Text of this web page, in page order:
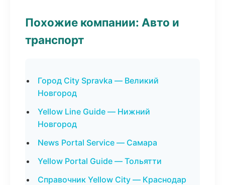
Похожие компании: Авто и
транспорт
Город City Spravka — Великий
Новгород
Yellow Line Guide — Нижний
Новгород
News Portal Service — Самара
Yellow Portal Guide — Тольятти
Справочник Yellow City — Краснодар